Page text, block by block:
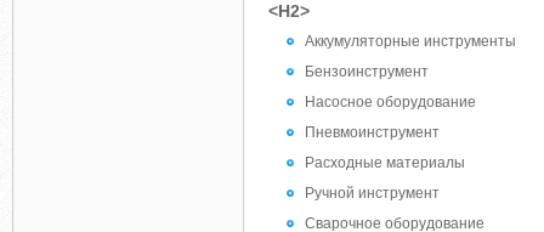
<H2>
Аккумуляторные инструменты
Бензоинструмент
Насосное оборудование
Пневмоинструмент
Расходные материалы
Ручной инструмент
Сварочное оборудование